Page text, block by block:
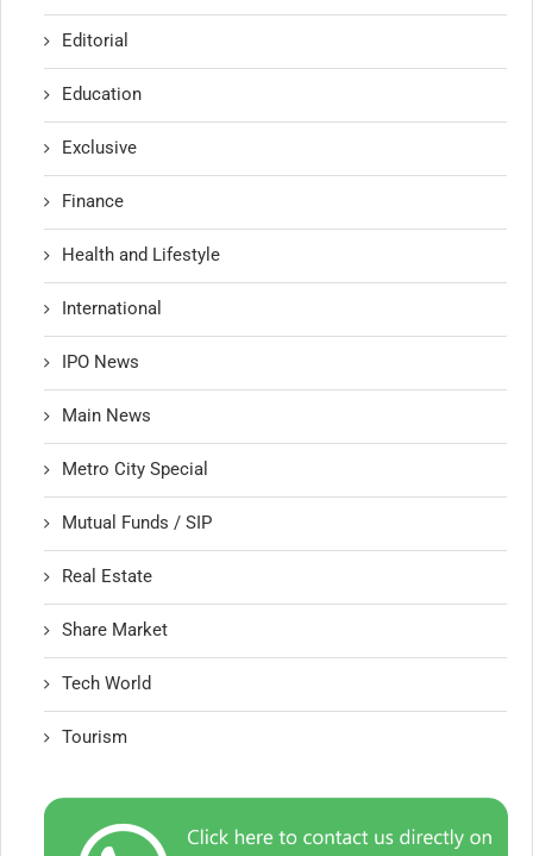
Editorial
Education
Exclusive
Finance
Health and Lifestyle
International
IPO News
Main News
Metro City Special
Mutual Funds / SIP
Real Estate
Share Market
Tech World
Tourism